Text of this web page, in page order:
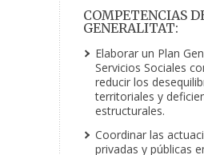
COMPETENCIAS
GENERALITAT:
Elaborar un Plan
Servicios Sociales
reducir los
territoriales y
estructurales.
Coordinar las
privadas y públicas